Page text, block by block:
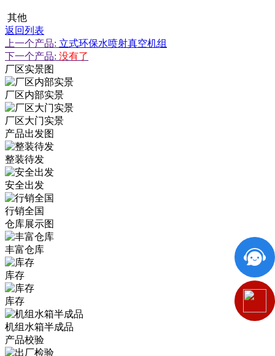
其他
返回列表
上一个产品: 立式环保水喷射真空机组
下一个产品: 没有了
厂区实景图
厂区内部实景
厂区大门实景
产品出发图
整装待发
安全出发
行销全国
仓库展示图
丰富仓库
库存
库存
机组水箱半成品
产品校验